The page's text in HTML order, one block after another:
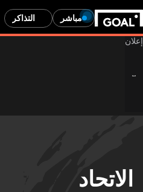
مباشر التذاكر
الاتحاد